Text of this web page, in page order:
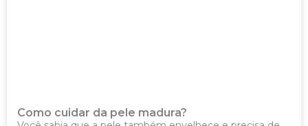
Como cuidar da pele madura?